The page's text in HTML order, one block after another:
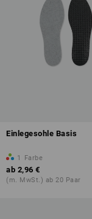
Einlegesohle Basis
1 Farbe
ab 2,96 €
(m. MwSt.) ab 20 Paar